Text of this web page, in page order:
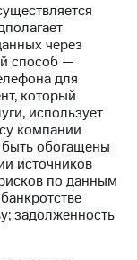
через
способ —
для
который
использует
компании
обогащены
источников
по данным
задолженность